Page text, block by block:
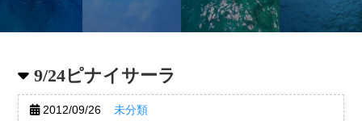
9/24ピナイサーラ
2012/09/26 未分類